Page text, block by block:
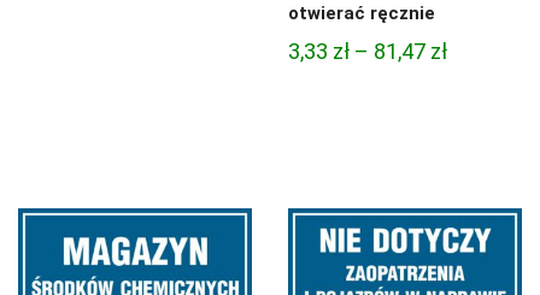
otwierać ręcznie
3,33 zł – 81,47 złZakres
81,47 zł